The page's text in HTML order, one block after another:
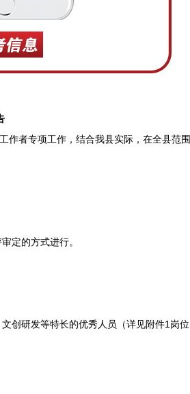
者专项工作，结合我县实际，在全县范围
定的方式进行。
创研发等特长的优秀人员（详见附件1岗位